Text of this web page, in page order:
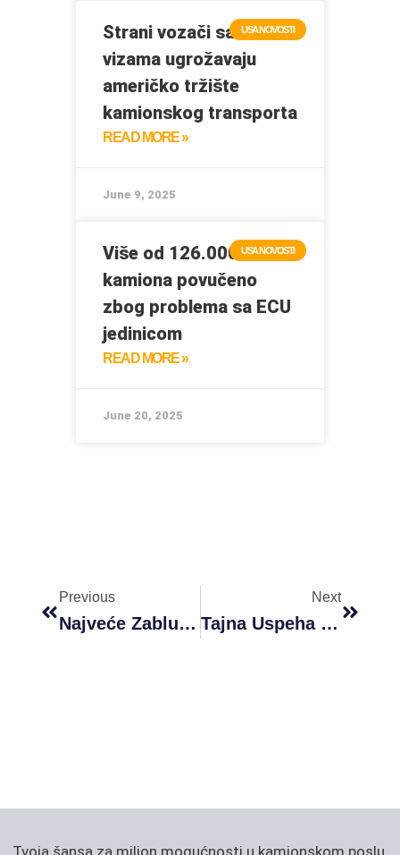
USA NOVOSTI
Strani vozači sa B-1
vizama ugrožavaju
američko tržište
kamionskog transporta
READ MORE »
June 9, 2025
USA NOVOSTI
Više od 126.000 Volvo
kamiona povučeno
zbog problema sa ECU
jedinicom
READ MORE »
June 20, 2025
Previous
Najveće Zablude O Poslu Vozača Kamiona U Americi
Next
Tajna Uspeha Balkanskih Kompanija U Americkom Transportu
Tvoja šansa za milion mogućnosti u kamionskom poslu.